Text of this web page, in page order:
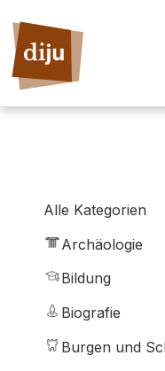
Alle Kategorien
Archäologie
Bildung
Biografie
Burgen und